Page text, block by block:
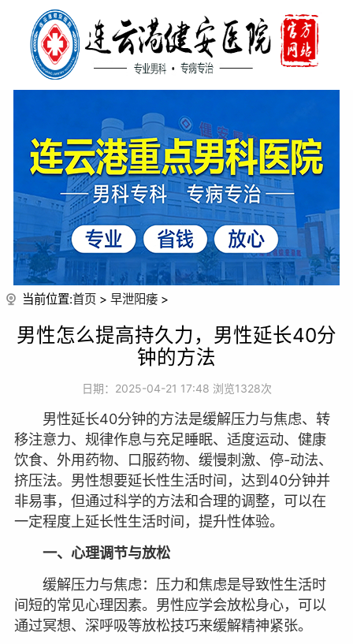
当前位置:首页 > 早泄阳痿 >
男性怎么提高持久力，男性延长40分
钟的方法
日期：2025-04-21 17:48 浏览1328次
男性延长40分钟的方法是缓解压力与焦虑、转
移注意力、规律作息与充足睡眠、适度运动、健康
饮食、外用药物、口服药物、缓慢刺激、停-动法、
挤压法。男性想要延长性生活时间，达到40分钟并
非易事，但通过科学的方法和合理的调整，可以在
一定程度上延长性生活时间，提升性体验。
一、心理调节与放松
缓解压力与焦虑：压力和焦虑是导致性生活时
间短的常见心理因素。男性应学会放松身心，可以
通过冥想、深呼吸等放松技巧来缓解精神紧张。